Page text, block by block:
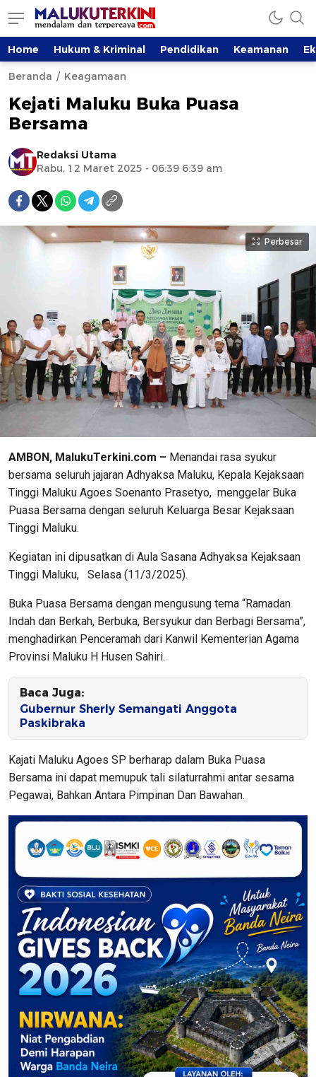
Home Hukum & Kriminal Pendidikan Keamanan
Beranda Keagamaan
Kejati Maluku Buka Puasa
Bersama
Redaksi Utama
Rabu, 12 Maret 2025 - 06:39 6:39 am
Perbesar
AMBON, MalukuTerkini.com – Menandai rasa syukur
bersama seluruh jajaran Adhyaksa Maluku, Kepala Kejaksaan
Tinggi Maluku Agoes Soenanto Prasetyo, menggelar Buka
Puasa Bersama dengan seluruh Keluarga Besar Kejaksaan
Tinggi Maluku.
Kegiatan ini dipusatkan di Aula Sasana Adhyaksa Kejaksaan
Tinggi Maluku, Selasa (11/3/2025).
Buka Puasa Bersama dengan mengusung tema “Ramadan
Indah dan Berkah, Berbuka, Bersyukur dan Berbagi Bersama”,
menghadirkan Penceramah dari Kanwil Kementerian Agama
Provinsi Maluku H Husen Sahiri.
Baca Juga:
Gubernur Sherly Semangati Anggota
Paskibraka
Kajati Maluku Agoes SP berharap dalam Buka Puasa
Bersama ini dapat memupuk tali silaturrahmi antar sesama
Pegawai, Bahkan Antara Pimpinan Dan Bawahan.